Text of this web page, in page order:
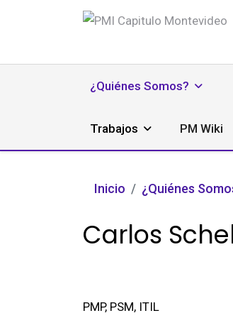
¿Quiénes Somos?
Trabajos PM Wiki
Inicio ¿Quiénes
Carlos
PMP, PSM, ITIL